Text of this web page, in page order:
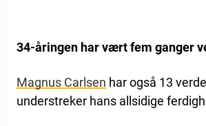
34-åringen har vært fem ganger
Magnus Carlsen har også 13
understreker hans allsidige